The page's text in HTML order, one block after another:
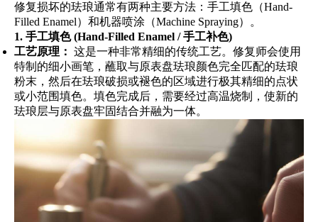
修复损坏的珐琅通常有两种主要方法：手工填色（Hand-
Filled Enamel）和机器喷涂（Machine Spraying）。
1. 手工填色 (Hand-Filled Enamel / 手工补色)
工艺原理： 这是一种非常精细的传统工艺。修复师会使用
特制的细小画笔，蘸取与原表盘珐琅颜色完全匹配的珐琅
粉末，然后在珐琅破损或褪色的区域进行极其精细的点状
或小范围填色。填色完成后，需要经过高温烧制，使新的
珐琅层与原表盘牢固结合并融为一体。